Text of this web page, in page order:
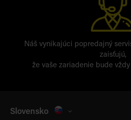
Náš vynikajúci popredajný
zaisťujú,
že vaše zariadenie bude
Slovensko